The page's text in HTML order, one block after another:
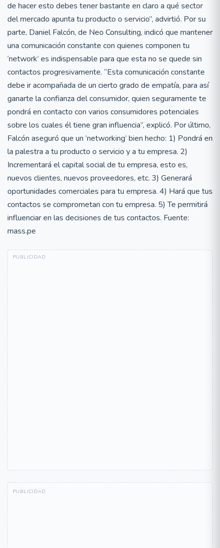
de hacer esto debes tener bastante en claro a qué sector
del mercado apunta tu producto o servicio”, advirtió. Por su
parte, Daniel Falcón, de Neo Consulting, indicó que mantener
una comunicación constante con quienes componen tu
‘network’ es indispensable para que esta no se quede sin
contactos progresivamente. “Esta comunicación constante
debe ir acompañada de un cierto grado de empatía, para así
ganarte la confianza del consumidor, quien seguramente te
pondrá en contacto con varios consumidores potenciales
sobre los cuales él tiene gran influencia”, explicó. Por último,
Falcón aseguró que un ‘networking’ bien hecho: 1) Pondrá en
la palestra a tu producto o servicio y a tu empresa. 2)
Incrementará el capital social de tu empresa, esto es,
nuevos clientes, nuevos proveedores, etc. 3) Generará
oportunidades comerciales para tu empresa. 4) Hará que tus
contactos se comprometan con tu empresa. 5) Te permitirá
influenciar en las decisiones de tus contactos. Fuente:
mass.pe